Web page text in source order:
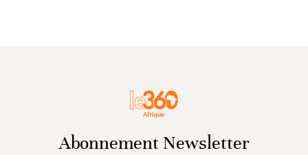
Abonnement Newsletter